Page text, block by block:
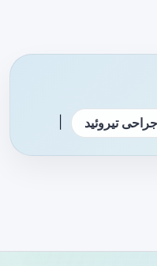
جراحی تیروئید